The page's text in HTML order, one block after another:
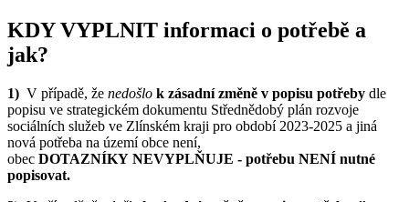
KDY VYPLNIT informaci o potřebě a
jak?
1) V případě, že nedošlo k zásadní změně v popisu potřeby dle
popisu ve strategickém dokumentu Střednědobý plán rozvoje
sociálních služeb ve Zlínském kraji pro období 2023-2025 a jiná
nová potřeba na území obce není,
obec DOTAZNÍKY NEVYPLŇUJE - potřebu NENÍ nutné
popisovat.